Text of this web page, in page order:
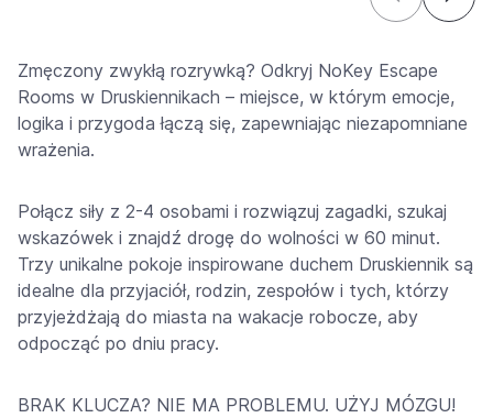
Zmęczony zwykłą rozrywką? Odkryj NoKey Escape
Rooms w Druskiennikach – miejsce, w którym emocje,
logika i przygoda łączą się, zapewniając niezapomniane
wrażenia.
Połącz siły z 2-4 osobami i rozwiązuj zagadki, szukaj
wskazówek i znajdź drogę do wolności w 60 minut.
Trzy unikalne pokoje inspirowane duchem Druskiennik są
idealne dla przyjaciół, rodzin, zespołów i tych, którzy
przyjeżdżają do miasta na wakacje robocze, aby
odpocząć po dniu pracy.
BRAK KLUCZA? NIE MA PROBLEMU. UŻYJ MÓZGU!